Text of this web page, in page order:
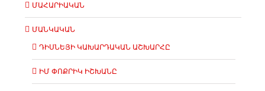
ՄԱՀԱՐԻԱԿԱՆ
ՄԱՆԿԱԿԱՆ
ԴԻՍՆԵՅԻ ԿԱԽԱՐԴԱԿԱՆ ԱՇԽԱՐՀԸ
ԻՄ ՓՈՔՐԻԿ ԻՇԽԱՆԸ